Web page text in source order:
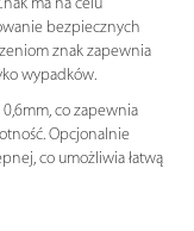
ma na celu
bezpiecznych
znak zapewnia
wypadków.
0,6mm, co zapewnia
Opcjonalnie
co umożliwia łatwą